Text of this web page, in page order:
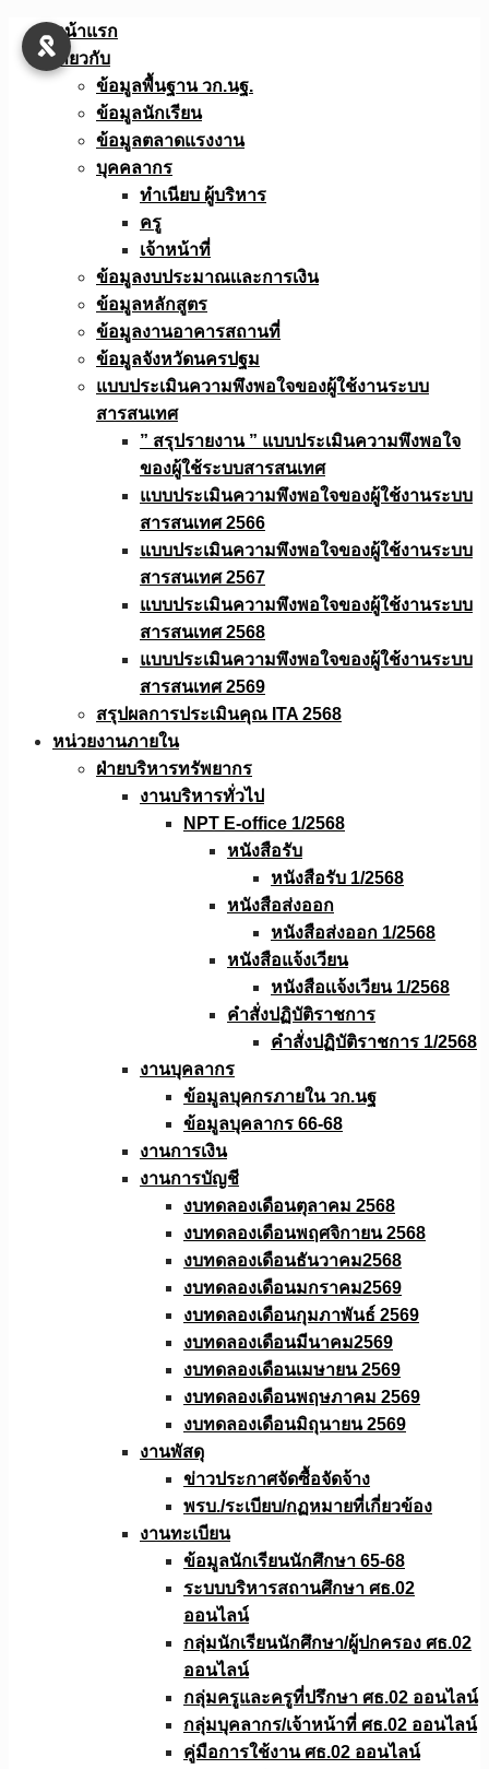
Skip
หน้าแรก
เกี่ยวกับ
ข้อมูลพื้นฐาน วก.นฐ.
ข้อมูลนักเรียน
ข้อมูลตลาดแรงงาน
บุคคลากร
ทำเนียบ ผู้บริหาร
ครู
เจ้าหน้าที่
ข้อมูลงบประมาณเเละการเงิน
ข้อมูลหลักสูตร
ข้อมูลงานอาคารสถานที่
ข้อมูลจังหวัดนครปฐม
แบบประเมินความพึงพอใจของผู้ใช้งานระบบ
สารสนเทศ
” สรุปรายงาน ” แบบประเมินความพึงพอใจ
ของผู้ใช้ระบบสารสนเทศ
แบบประเมินความพึงพอใจของผู้ใช้งานระบบ
สารสนเทศ 2566
แบบประเมินความพึงพอใจของผู้ใช้งานระบบ
สารสนเทศ 2567
แบบประเมินความพึงพอใจของผู้ใช้งานระบบ
สารสนเทศ 2568
แบบประเมินความพึงพอใจของผู้ใช้งานระบบ
สารสนเทศ 2569
สรุปผลการประเมินคุณ ITA 2568
หน่วยงานภายใน
ฝ่ายบริหารทรัพยากร
งานบริหารทั่วไป
NPT E-office 1/2568
หนังสือรับ
หนังสือรับ 1/2568
หนังสือส่งออก
หนังสือส่งออก 1/2568
หนังสือแจ้งเวียน
หนังสือเเจ้งเวียน 1/2568
คำสั่งปฏิบัติราชการ
คำสั่งปฏิบัติราชการ 1/2568
งานบุคลากร
ข้อมูลบุคกรภายใน วก.นฐ
ข้อมูลบุคลากร 66-68
งานการเงิน
งานการบัญชี
งบทดลองเดือนตุลาคม 2568
งบทดลองเดือนพฤศจิกายน 2568
งบทดลองเดือนธันวาคม2568
งบทดลองเดือนมกราคม2569
งบทดลองเดือนกุมภาพันธ์ 2569
งบทดลองเดือนมีนาคม2569
งบทดลองเดือนเมษายน 2569
งบทดลองเดือนพฤษภาคม 2569
งบทดลองเดือนมิถุนายน 2569
งานพัสดุ
ข่าวประกาศจัดซื้อจัดจ้าง
พรบ./ระเบียบ/กฏหมายที่เกี่ยวข้อง
งานทะเบียน
ข้อมูลนักเรียนนักศึกษา 65-68
ระบบบริหารสถานศึกษา ศธ.02
ออนไลน์
กลุ่มนักเรียนนักศึกษา/ผู้ปกครอง ศธ.02
ออนไลน์
กลุ่มครูและครูที่ปรึกษา ศธ.02 ออนไลน์
กลุ่มบุคลากร/เจ้าหน้าที่ ศธ.02 ออนไลน์
คู่มือการใช้งาน ศธ.02 ออนไลน์